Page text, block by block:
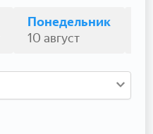
Понедельник
10 август